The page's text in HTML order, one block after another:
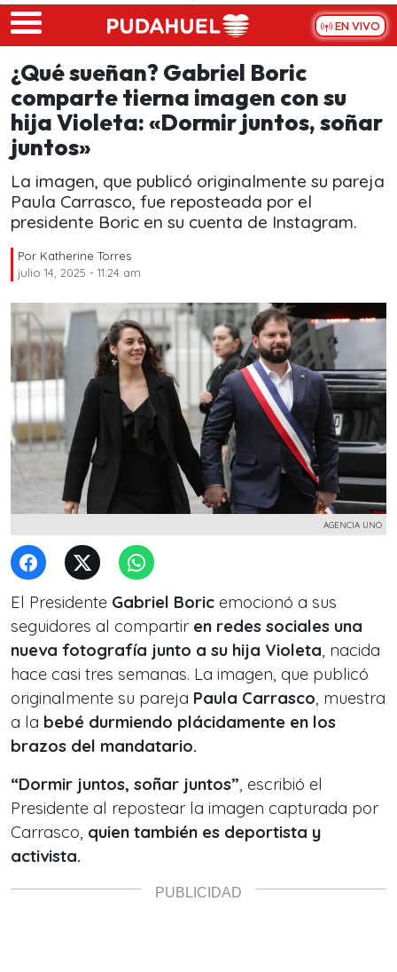
Skip to main content
EN VIVO
¿Qué sueñan? Gabriel Boric
comparte tierna imagen con su
hija Violeta: «Dormir juntos, soñar
juntos»
La imagen, que publicó originalmente su pareja
Paula Carrasco, fue reposteada por el
presidente Boric en su cuenta de Instagram.
Por Katherine Torres
julio 14, 2025 - 11:24 am
AGENCIA UNO
El Presidente Gabriel Boric emocionó a sus
seguidores al compartir en redes sociales una
nueva fotografía junto a su hija Violeta, nacida
hace casi tres semanas. La imagen, que publicó
originalmente su pareja Paula Carrasco, muestra
a la bebé durmiendo plácidamente en los
brazos del mandatario.
“Dormir juntos, soñar juntos”, escribió el
Presidente al repostear la imagen capturada por
Carrasco, quien también es deportista y
activista.